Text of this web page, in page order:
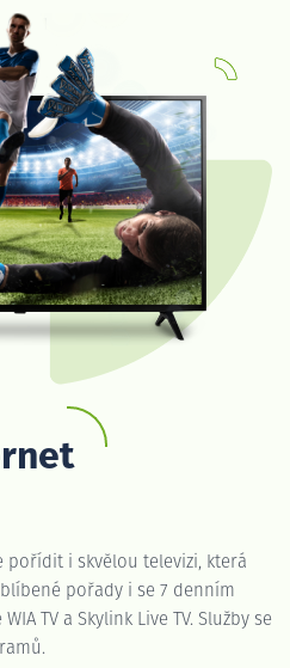
pořídit i skvělou televizi, která
pořady i se 7 denním
TV a Skylink Live TV. Služby se